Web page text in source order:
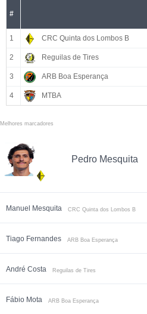
#
1 CRC Quinta dos Lombos B
2 Reguilas de Tires
3 ARB Boa Esperança
4 MTBA
Melhores marcadores
Pedro Mesquita
Manuel Mesquita CRC Quinta dos Lombos B
Tiago Fernandes ARB Boa Esperança
André Costa Reguilas de Tires
Fábio Mota ARB Boa Esperança